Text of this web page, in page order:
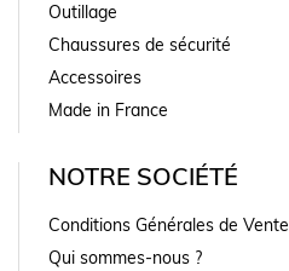
Outillage
Chaussures de sécurité
Accessoires
Made in France
NOTRE SOCIÉTÉ
Conditions Générales de Vente
Qui sommes-nous ?